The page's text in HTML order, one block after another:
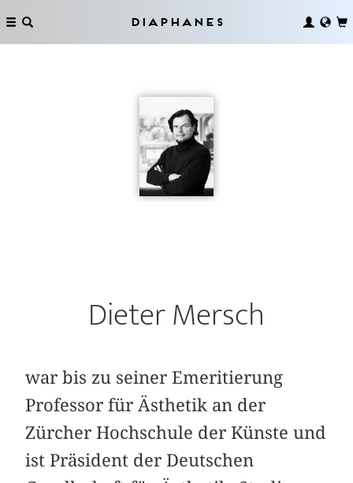
Diaphanes
Dieter Mersch
war bis zu seiner Emeritierung
Professor für Ästhetik an der
Zürcher Hochschule der Künste und
ist Präsident der Deutschen